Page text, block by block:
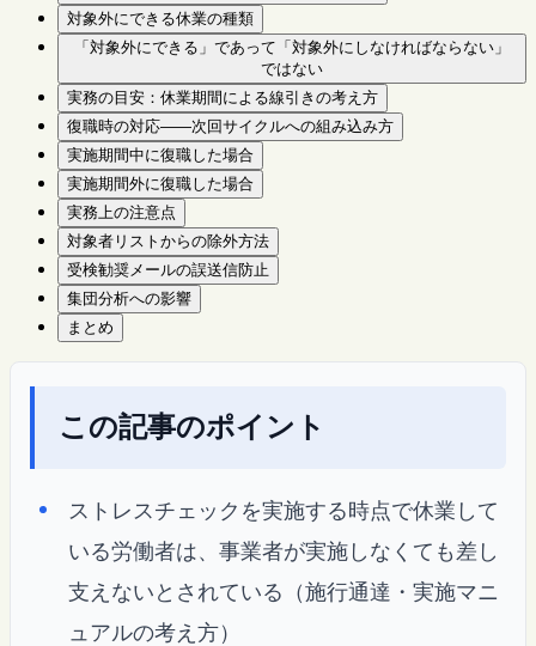
対象外にできる休業の種類
「対象外にできる」であって「対象外にしなければならない」
ではない
実務の目安：休業期間による線引きの考え方
復職時の対応——次回サイクルへの組み込み方
実施期間中に復職した場合
実施期間外に復職した場合
実務上の注意点
対象者リストからの除外方法
受検勧奨メールの誤送信防止
集団分析への影響
まとめ
この記事のポイント
ストレスチェックを実施する時点で休業して
いる労働者は、事業者が実施しなくても差し
支えないとされている（施行通達・実施マニ
ュアルの考え方）